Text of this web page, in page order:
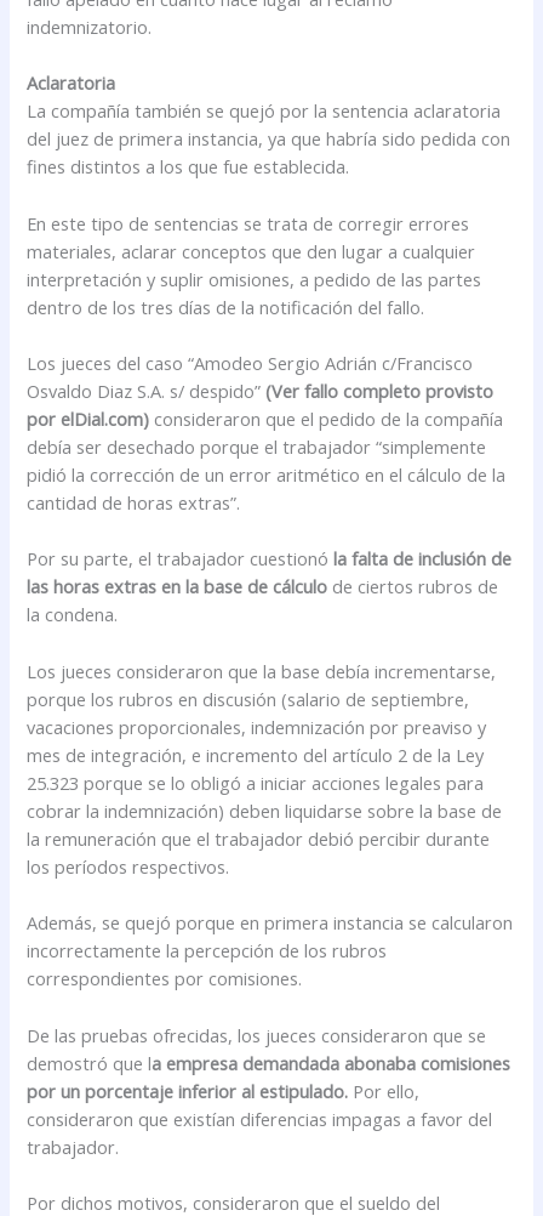
indemnizatorio.
Aclaratoria
La compañía también se quejó por la sentencia aclaratoria
del juez de primera instancia, ya que habría sido pedida con
fines distintos a los que fue establecida.
En este tipo de sentencias se trata de corregir errores
materiales, aclarar conceptos que den lugar a cualquier
interpretación y suplir omisiones, a pedido de las partes
dentro de los tres días de la notificación del fallo.
Los jueces del caso “Amodeo Sergio Adrián c/Francisco
Osvaldo Diaz S.A. s/ despido” (Ver fallo completo provisto
por elDial.com) consideraron que el pedido de la compañía
debía ser desechado porque el trabajador “simplemente
pidió la corrección de un error aritmético en el cálculo de la
cantidad de horas extras”.
Por su parte, el trabajador cuestionó la falta de inclusión de
las horas extras en la base de cálculo de ciertos rubros de
la condena.
Los jueces consideraron que la base debía incrementarse,
porque los rubros en discusión (salario de septiembre,
vacaciones proporcionales, indemnización por preaviso y
mes de integración, e incremento del artículo 2 de la Ley
25.323 porque se lo obligó a iniciar acciones legales para
cobrar la indemnización) deben liquidarse sobre la base de
la remuneración que el trabajador debió percibir durante
los períodos respectivos.
Además, se quejó porque en primera instancia se calcularon
incorrectamente la percepción de los rubros
correspondientes por comisiones.
De las pruebas ofrecidas, los jueces consideraron que se
demostró que la empresa demandada abonaba comisiones
por un porcentaje inferior al estipulado. Por ello,
consideraron que existían diferencias impagas a favor del
trabajador.
Por dichos motivos, consideraron que el sueldo del